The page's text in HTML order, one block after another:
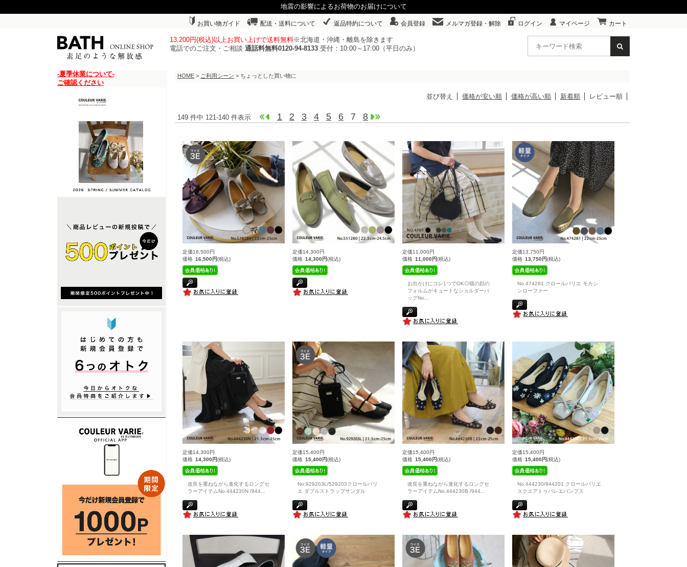
地震の影響によるお荷物のお届けについて
お買い物ガイド 配送・送料について 返品特約について 会員登録 メルマガ登録・解除 ログイン マイページ カート
13,200円(税込)以上お買い上げで送料無料※北海道・沖縄・離島を除きます
電話でのご注文・ご相談 通話料無料0120-94-8133 受付：10:00～17:00（平日のみ）
-夏季休業について-
ご確認ください
HOME > ご利用シーン > ちょっとした買い物に
並び替え 価格が安い順 価格が高い順 新着順 レビュー順
149 件中 121-140 件表示 1 2 3 4 5 6 7 8
定価16,500円
価格 16,500円(税込)
定価14,300円
価格 14,300円(税込)
定価11,000円
価格 11,000円(税込)
お出かけにコレ1つでOK◎猫の顔の
フォルムがキュートなショルダーバ
ッグNo
定価13,750円
価格 13,750円(税込)
No.474281 クロールバリエ モカシ
ンローファー
定価14,300円
価格 14,300円(税込)
改良を重ねながら進化するロングセ
ラーアイテムNo.444230N /944
定価15,400円
価格 15,400円(税込)
No.929203L/529203クロールバリ
エ ダブルストラップサンダル
定価15,400円
価格 15,400円(税込)
改良を重ねながら進化するロングセ
ラーアイテムNo.444230B /944
定価15,400円
価格 15,400円(税込)
No.444230/944201 クロールバリエ
スクエアトゥバレエパンプス